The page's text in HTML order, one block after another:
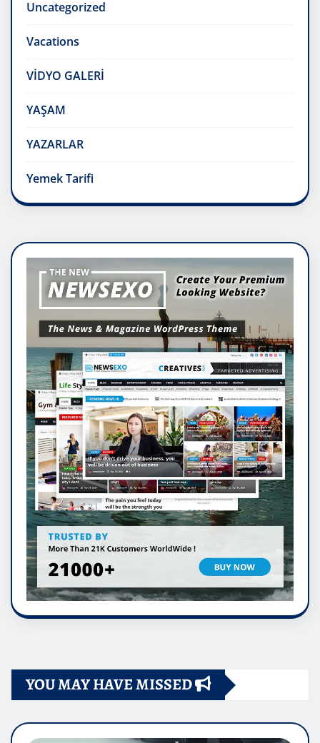
Uncategorized
Vacations
VİDYO GALERİ
YAŞAM
YAZARLAR
Yemek Tarifi
YOU MAY HAVE MISSED